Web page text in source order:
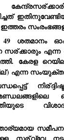
കേന്ദ്രസര്
ശതമാനം
സര്ക്കാരും എന്ന
കേരള
) എന്ന
നിര്